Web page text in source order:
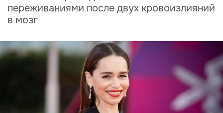
переживаниями после двух кровоизлияний
в мозг